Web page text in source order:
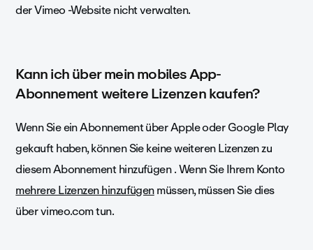
der Vimeo -Website nicht verwalten.
Kann ich über mein mobiles App-
Abonnement weitere Lizenzen kaufen?
Wenn Sie ein Abonnement über Apple oder Google Play
gekauft haben, können Sie keine weiteren Lizenzen zu
diesem Abonnement hinzufügen . Wenn Sie Ihrem Konto
mehrere Lizenzen hinzufügenmüssen, müssen Sie dies
über vimeo.com tun.